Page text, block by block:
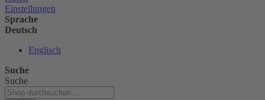
Einstellungen
Sprache
Deutsch
Englisch
Suche
Suche